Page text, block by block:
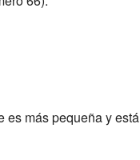
es más pequeña y está